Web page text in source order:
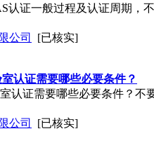
认证一般过程及认证周期，
公司
[已核实]
认证需要哪些必要条件？
认证需要哪些必要条件？
公司
[已核实]